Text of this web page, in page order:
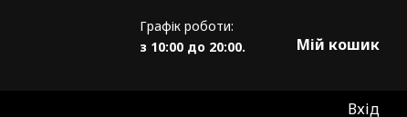
Графік роботи:
з 10:00 до 20:00.
Мій кошик
Вхід